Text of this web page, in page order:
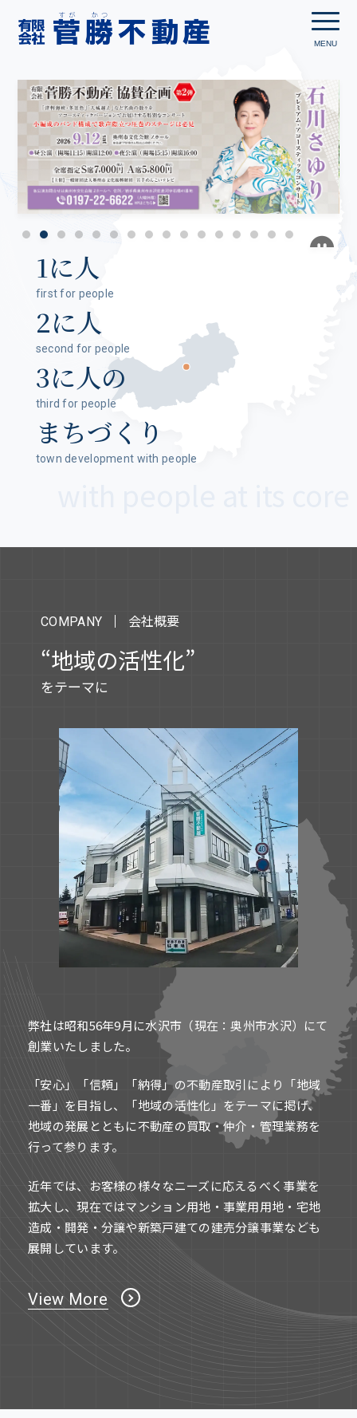
1に人
first for people
2に人
second for people
3に人の
third for people
まちづくり
town development with people
COMPANY 会社概要
“地域の活性化”
をテーマに
弊社は昭和56年9月に水沢市（現在：奥州市水沢）にて
創業いたしました。
「安心」「信頼」「納得」の不動産取引により「地域
一番」を目指し、「地域の活性化」をテーマに掲げ、
地域の発展とともに不動産の買取・仲介・管理業務を
行って参ります。
近年では、お客様の様々なニーズに応えるべく事業を
拡大し、現在ではマンション用地・事業用用地・宅地
造成・開発・分譲や新築戸建ての建売分譲事業なども
展開しています。
View More